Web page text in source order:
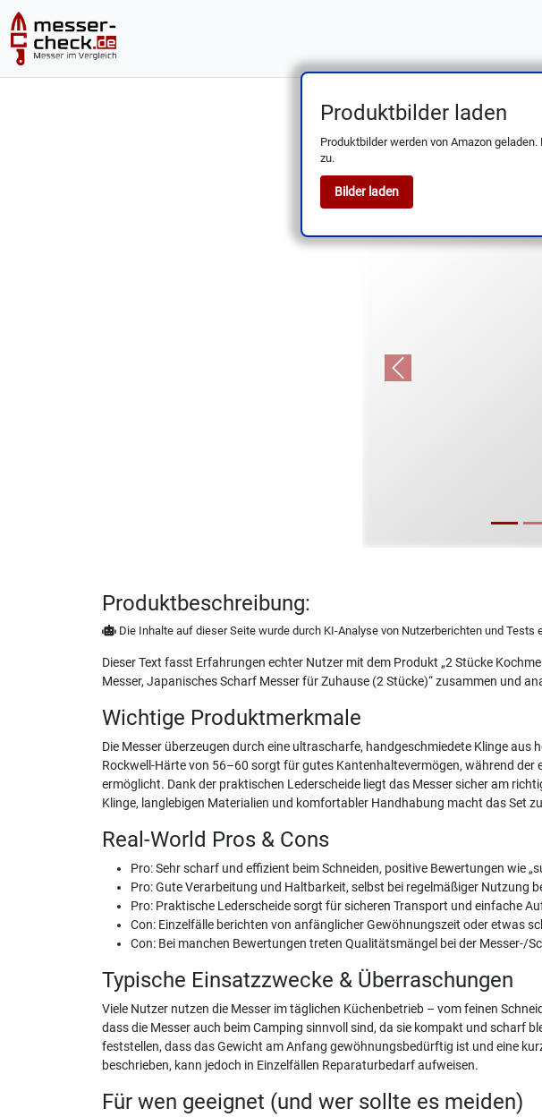
Produktbilder laden
Produktbilder werden von Amazon
zu.
Bilder laden
2er-Set Kochmesser
Previous
Produktbeschreibung:
Die Inhalte auf dieser Seite wurde durch KI-Analyse von Nutzerberichten und
Dieser Text fasst Erfahrungen echter Nutzer mit dem Produkt „2 Stücke
Messer, Japanisches Scharf Messer für Zuhause (2 Stücke)“ zusammen und
Wichtige Produktmerkmale
Die Messer überzeugen durch eine ultrascharfe, handgeschmiedete Klinge
Rockwell-Härte von 56–60 sorgt für gutes Kantenhaltevermögen, während
ermöglicht. Dank der praktischen Lederscheide liegt das Messer sicher am
Klinge, langlebigen Materialien und komfortabler Handhabung macht das Set
Real-World Pros & Cons
Pro: Sehr scharf und effizient beim Schneiden, positive Bewertungen wie
Pro: Gute Verarbeitung und Haltbarkeit, selbst bei regelmäßiger Nutzung
Pro: Praktische Lederscheide sorgt für sicheren Transport und einfache
Con: Einzelfälle berichten von anfänglicher Gewöhnungszeit oder etwas
Con: Bei manchen Bewertungen treten Qualitätsmängel bei der Messer-/
Typische Einsatzzwecke & Überraschungen
Viele Nutzer nutzen die Messer im täglichen Küchenbetrieb – vom feinen
dass die Messer auch beim Camping sinnvoll sind, da sie kompakt und scharf
feststellen, dass das Gewicht am Anfang gewöhnungsbedürftig ist und eine
beschrieben, kann jedoch in Einzelfällen Reparaturbedarf aufweisen.
Für wen geeignet (und wer sollte es meiden)